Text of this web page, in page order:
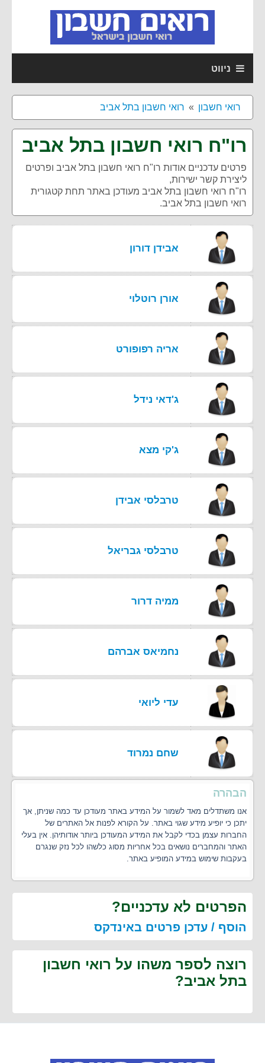
ניווט
רואי חשבון רואי חשבון בתל אביב
רו"ח רואי חשבון בתל אביב
פרטים עדכניים אודות רו"ח רואי חשבון בתל אביב ופרטים
ליצירת קשר ישירות,
רו"ח רואי חשבון בתל אביב מעודכן באתר תחת קטגורית
רואי חשבון בתל אביב.
אבידן דורון
אורן רוטלוי
אריה רפופורט
ג'דאי נידל
ג'קי מצא
טרבלסי אבידן
טרבלסי גבריאל
ממיה דרור
נחמיאס אברהם
עדי ליואי
שחם נמרוד
הבהרה
אנו משתדלים מאד לשמור על המידע באתר מעודכן עד כמה שניתן, אך
יתכן כי יופיע מידע שגוי באתר. על הקורא לפנות אל האתרים של
החברות עצמן בכדי לקבל את המידע המעודכן ביותר אודותיהן. אין בעלי
האתר והמחברים נושאים בכל אחריות מסוג כלשהו לכל נזק שנגרם
בעקבות שימוש במידע המופיע באתר.
הפרטים לא עדכניים?
הוסף / עדכן פרטים באינדקס
רוצה לספר משהו על רואי חשבון
בתל אביב?